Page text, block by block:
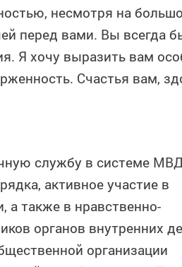
несмотря на
перед вами. Вы всегда
Я хочу выразить вам
Счастья вам,
службу в системе
активное участие в
а также в нравственно-
органов внутренних
организации